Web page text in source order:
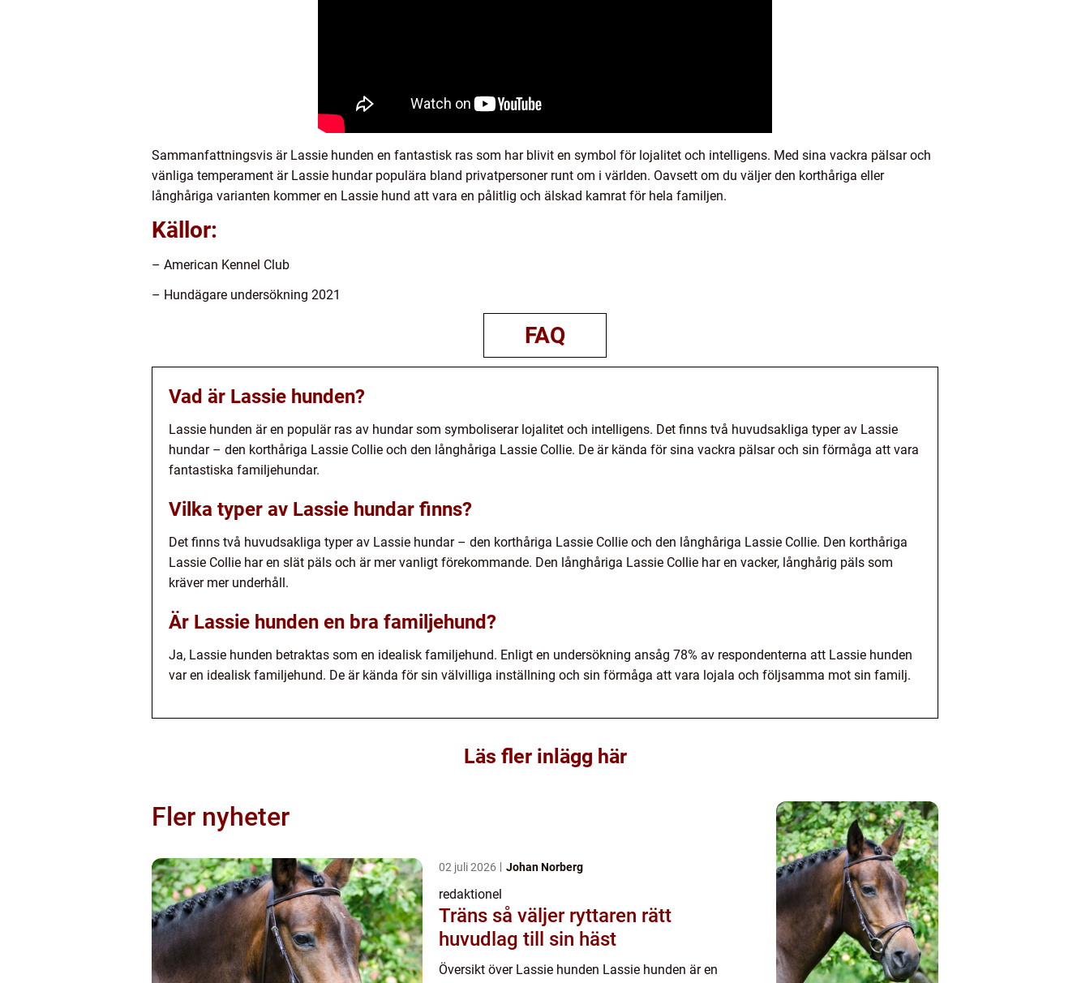
Sammanfattningsvis är Lassie hunden en fantastisk ras som har blivit en symbol för lojalitet och intelligens. Med sina vackra pälsar och
vänliga temperament är Lassie hundar populära bland privatpersoner runt om i världen. Oavsett om du väljer den korthåriga eller
långhåriga varianten kommer en Lassie hund att vara en pålitlig och älskad kamrat för hela familjen.
Källor:
– American Kennel Club
– Hundägare undersökning 2021
FAQ
Vad är Lassie hunden?
Lassie hunden är en populär ras av hundar som symboliserar lojalitet och intelligens. Det finns två huvudsakliga typer av Lassie
hundar – den korthåriga Lassie Collie och den långhåriga Lassie Collie. De är kända för sina vackra pälsar och sin förmåga att vara
fantastiska familjehundar.
Vilka typer av Lassie hundar finns?
Det finns två huvudsakliga typer av Lassie hundar – den korthåriga Lassie Collie och den långhåriga Lassie Collie. Den korthåriga
Lassie Collie har en slät päls och är mer vanligt förekommande. Den långhåriga Lassie Collie har en vacker, långhårig päls som
kräver mer underhåll.
Är Lassie hunden en bra familjehund?
Ja, Lassie hunden betraktas som en idealisk familjehund. Enligt en undersökning ansåg 78% av respondenterna att Lassie hunden
var en idealisk familjehund. De är kända för sin välvilliga inställning och sin förmåga att vara lojala och följsamma mot sin familj.
Läs fler inlägg här
Fler nyheter
02 juli 2026 Johan Norberg
redaktionel
Träns så väljer ryttaren rätt
huvudlag till sin häst
Översikt över Lassie hunden Lassie hunden är en